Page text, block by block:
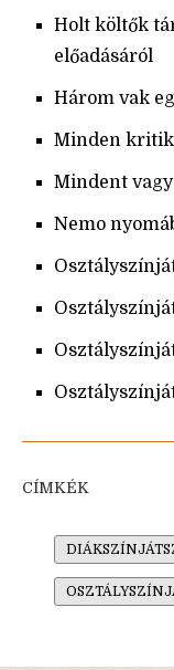
Holt költők
előadásáról
Három vak
Minden
Mindent
Nemo
CÍMKÉK